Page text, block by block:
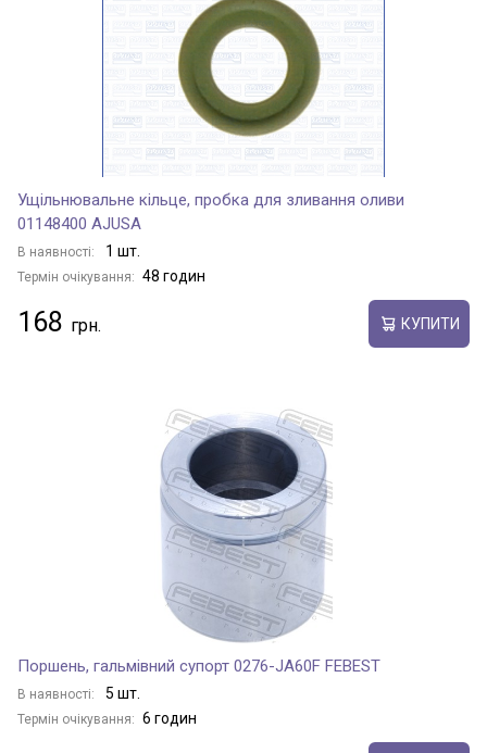
Ущільнювальне кільце, пробка для зливання оливи
01148400 AJUSA
В наявності: 1 шт.
Термін очікування: 48 годин
168 КУПИТИ
Поршень, гальмівний супорт 0276-JA60F FEBEST
В наявності: 5 шт.
Термін очікування: 6 годин